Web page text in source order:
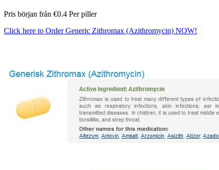
Pris början från €0.4 Per piller
Click here to Order Generic Zithromax (Azithromycin) NOW!